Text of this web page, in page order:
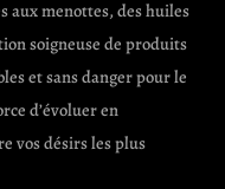
aux menottes, des huiles
soigneuse de produits
et sans danger pour le
d’évoluer en
vos désirs les plus